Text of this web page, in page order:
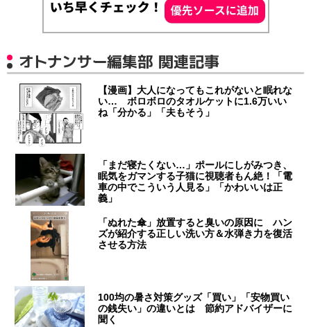
オトナンサー編集部 関連記事
【漫画】大人になってもこれがないと眠れな
い… ボロボロのタオルケットに1.6万いい
ね「分かる」「夫もそう」
「まだ寝たくない…」ポールにしがみつき、
眠気をガマンする子猫に視聴者もん絶！「電
車の中でこういう人見る」「かわいいは正
義」
「ぬれた傘」放置すると臭いの原因に ハン
ズが紹介する正しい洗い方＆水弾き力を復活
させる方法
100均の暑さ対策グッズ「買い」「安物買い
の銭失い」の違いとは 節約アドバイザーに
聞く